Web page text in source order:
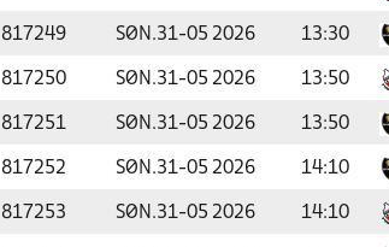
817249 SØN.31-05 2026 13:30
817250 SØN.31-05 2026 13:50
817251 SØN.31-05 2026 13:50
817252 SØN.31-05 2026 14:10
817253 SØN.31-05 2026 14:10